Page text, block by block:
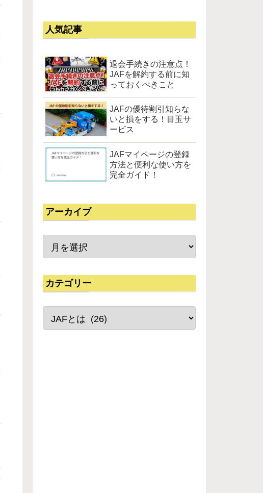
人気記事
退会手続きの注意点！
JAFを解約する前に知
っておくべきこと
JAFの優待割引知らな
いと損をする！目玉サ
ービス
JAFマイページの登録
方法と便利な使い方を
完全ガイド！
アーカイブ
カテゴリー